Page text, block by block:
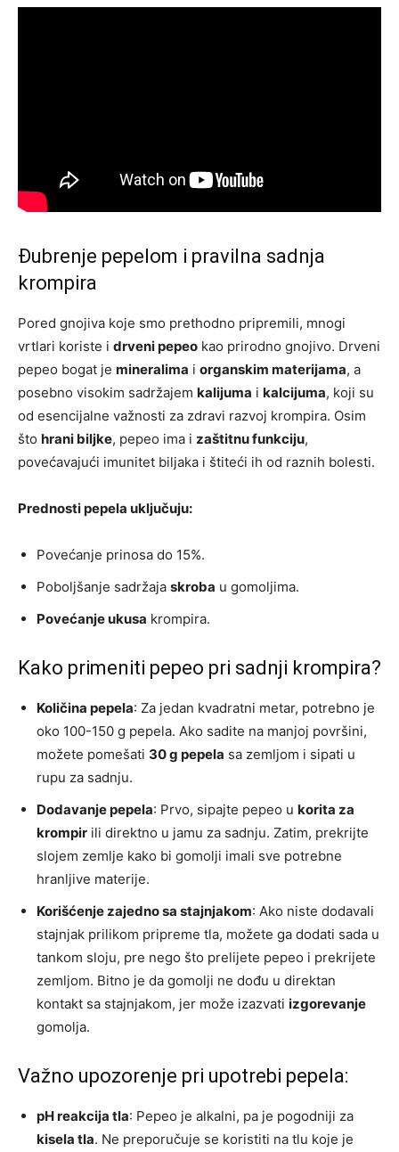
Đubrenje pepelom i pravilna sadnja
krompira
Pored gnojiva koje smo prethodno pripremili, mnogi
vrtlari koriste i drveni pepeo kao prirodno gnojivo. Drveni
pepeo bogat je mineralima i organskim materijama, a
posebno visokim sadržajem kalijuma i kalcijuma, koji su
od esencijalne važnosti za zdravi razvoj krompira. Osim
što hrani biljke, pepeo ima i zaštitnu funkciju,
povećavajući imunitet biljaka i štiteći ih od raznih bolesti.
Prednosti pepela uključuju:
Povećanje prinosa do 15%.
Poboljšanje sadržaja skroba u gomoljima.
Povećanje ukusa krompira.
Kako primeniti pepeo pri sadnji krompira?
Količina pepela: Za jedan kvadratni metar, potrebno je
oko 100-150 g pepela. Ako sadite na manjoj površini,
možete pomešati 30 g pepela sa zemljom i sipati u
rupu za sadnju.
Dodavanje pepela: Prvo, sipajte pepeo u korita za
krompir ili direktno u jamu za sadnju. Zatim, prekrijte
slojem zemlje kako bi gomolji imali sve potrebne
hranljive materije.
Korišćenje zajedno sa stajnjakom: Ako niste dodavali
stajnjak prilikom pripreme tla, možete ga dodati sada u
tankom sloju, pre nego što prelijete pepeo i prekrijete
zemljom. Bitno je da gomolji ne dođu u direktan
kontakt sa stajnjakom, jer može izazvati izgorevanje
gomolja.
Važno upozorenje pri upotrebi pepela:
pH reakcija tla: Pepeo je alkalni, pa je pogodniji za
kisela tla. Ne preporučuje se koristiti na tlu koje je